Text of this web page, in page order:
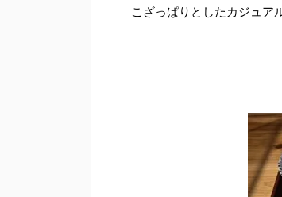
こざっぱりとしたカジュア